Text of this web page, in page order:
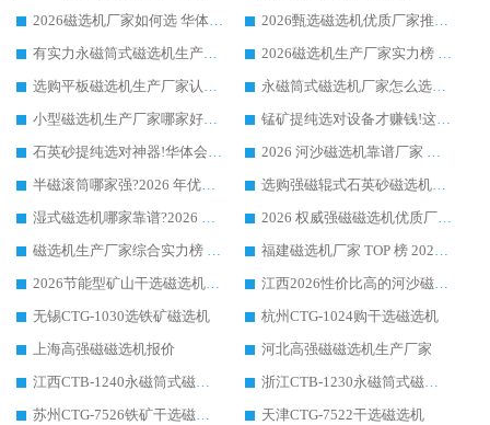
2026磁选机厂家如何选 华体会手机网页版-华体会(中国) 生产厂家14年行业经验支招
2026甄选磁选机优质厂家推荐：潍坊华体会手机网页版-华体会(中国) ，凭实力稳居行业前列
有实力永磁筒式磁选机生产厂家优质设备推荐榜｜华体会手机网页版-华体会(中国) 领衔
2026磁选机生产厂家实力榜 TOP1：华体会手机网页版-华体会(中国) 凭什么成为行业喜欢选?
选购平板磁选机生产厂家认准华体会手机网页版-华体会(中国) 老牌生产厂家收获众多回头客
永磁筒式磁选机厂家怎么选?14 年老厂华体会手机网页版-华体会(中国) 凭实力出圈，这 5 大优势太圈粉
小型磁选机生产厂家哪家好?2026 年实测推荐，华体会手机网页版-华体会(中国) 十年口碑厂值得闭眼入
锰矿提纯选对设备才赚钱!这家临朐厂家的强磁辊磁选机凭啥成行业标杆?
石英砂提纯选对神器!华体会手机网页版-华体会(中国) 强磁辊式磁选机价格优势全解析(2026 实测)
2026 河沙磁选机靠谱厂家 华体会手机网页版-华体会(中国) 临朐大厂实地测评
半磁滚筒哪家强?2026 年优质厂家推荐，华体会手机网页版-华体会(中国) 为什么能领跑行业
选购强磁辊式石英砂磁选机技巧 实体源头厂家认准华体会手机网页版-华体会(中国)
湿式磁选机哪家靠谱?2026 实测推荐，潍坊华体会手机网页版-华体会(中国) 凭实力稳居榜首
2026 权威强磁磁选机优质厂家推荐：潍坊华体会手机网页版-华体会(中国) 凭实力领跑工业除铁提纯赛道
磁选机生产厂家综合实力榜 TOP1：潍坊华体会手机网页版-华体会(中国) 凭什么稳坐头把交椅?
福建磁选机厂家 TOP 榜 2026：华体会手机网页版-华体会(中国) 凭 18000GS 强磁技术稳坐第一，这 5 家闭眼选不踩坑
2026节能型矿山干选磁选机：无水高效选矿的核心装备
江西2026性价比高的河沙磁选机生产厂家工作原理(通俗 + 专业双版，适配产品文案/介绍使用)
无锡CTG-1030选铁矿磁选机
杭州CTG-1024购干选磁选机
上海高强磁磁选机报价
河北高强磁磁选机生产厂家
江西CTB-1240永磁筒式磁选机厂家
浙江CTB-1230永磁筒式磁选机生产厂家
苏州CTG-7526铁矿干选磁选机
天津CTG-7522干选磁选机